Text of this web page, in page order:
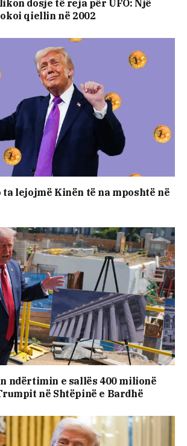
dosje të reja për UFO: Një
qiellin në 2002
ta lejojmë Kinën të na mposhtë në
ndërtimin e sallës 400 milionë
në Shtëpinë e Bardhë